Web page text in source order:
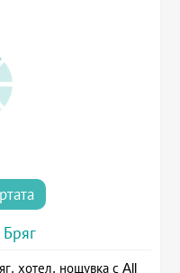
хотел, нощувка с All